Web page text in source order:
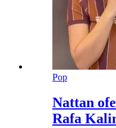
Pop
Nattan
Rafa